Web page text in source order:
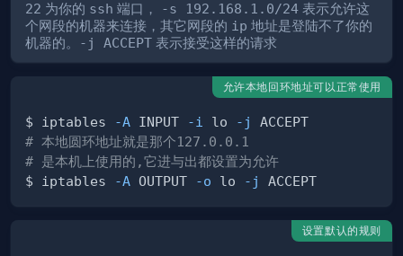
22 为你的 ssh 端口， -s 192.168.1.0/24 表示允许这
个网段的机器来连接，其它网段的 ip 地址是登陆不了你的
机器的。
-j ACCEPT 表示接受这样的请求
允许本地回环地址可以正常使用
$ iptables -A INPUT -i lo -j
# 本地圆环地址就是那个127.0.0.1
# 是本机上使用的,它进与出都设置为允许
$ iptables
-A OUTPUT -o lo -j
设置默认的规则